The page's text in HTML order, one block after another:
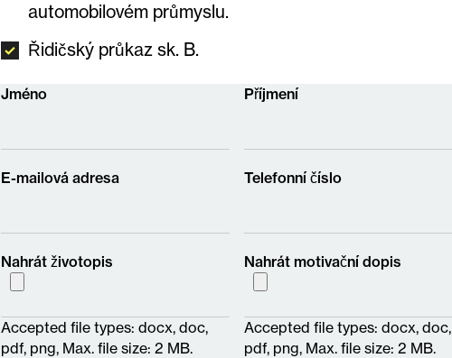
automobilovém průmyslu.
Řidičský průkaz sk. B.
Jméno Příjmení
E-mailová adresa Telefonní číslo
Nahrát životopis
Accepted file types: docx, doc,
pdf, png, Max. file size: 2 MB.
Nahrát motivační dopis
Accepted file types: docx, doc,
pdf, png, Max. file size: 2 MB.